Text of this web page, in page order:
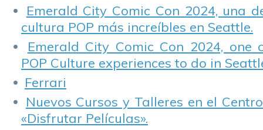
Emerald City Comic Con 2024, una
cultura POP más increíbles en Seattle.
Emerald City Comic Con 2024,
POP Culture experiences to do in
Ferrari
Nuevos Cursos y Talleres en el
«Disfrutar Películas».